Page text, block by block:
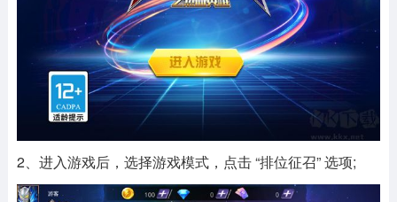
2、进入游戏后，选择游戏模式，点击 “排位征召” 选项;